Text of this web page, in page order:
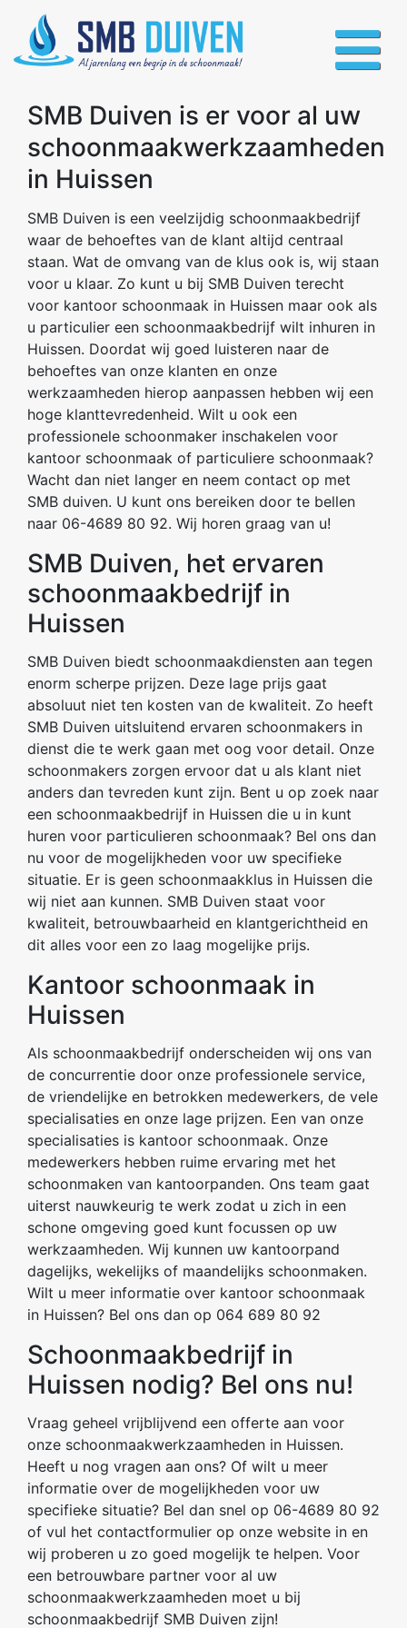
SMB Duiven is er voor al uw
schoonmaakwerkzaamheden
in Huissen
SMB Duiven is een veelzijdig schoonmaakbedrijf
waar de behoeftes van de klant altijd centraal
staan. Wat de omvang van de klus ook is, wij staan
voor u klaar. Zo kunt u bij SMB Duiven terecht
voor kantoor schoonmaak in Huissen maar ook als
u particulier een schoonmaakbedrijf wilt inhuren in
Huissen. Doordat wij goed luisteren naar de
behoeftes van onze klanten en onze
werkzaamheden hierop aanpassen hebben wij een
hoge klanttevredenheid. Wilt u ook een
professionele schoonmaker inschakelen voor
kantoor schoonmaak of particuliere schoonmaak?
Wacht dan niet langer en neem contact op met
SMB duiven. U kunt ons bereiken door te bellen
naar 06-4689 80 92. Wij horen graag van u!
SMB Duiven, het ervaren
schoonmaakbedrijf in
Huissen
SMB Duiven biedt schoonmaakdiensten aan tegen
enorm scherpe prijzen. Deze lage prijs gaat
absoluut niet ten kosten van de kwaliteit. Zo heeft
SMB Duiven uitsluitend ervaren schoonmakers in
dienst die te werk gaan met oog voor detail. Onze
schoonmakers zorgen ervoor dat u als klant niet
anders dan tevreden kunt zijn. Bent u op zoek naar
een schoonmaakbedrijf in Huissen die u in kunt
huren voor particulieren schoonmaak? Bel ons dan
nu voor de mogelijkheden voor uw specifieke
situatie. Er is geen schoonmaakklus in Huissen die
wij niet aan kunnen. SMB Duiven staat voor
kwaliteit, betrouwbaarheid en klantgerichtheid en
dit alles voor een zo laag mogelijke prijs.
Kantoor schoonmaak in
Huissen
Als schoonmaakbedrijf onderscheiden wij ons van
de concurrentie door onze professionele service,
de vriendelijke en betrokken medewerkers, de vele
specialisaties en onze lage prijzen. Een van onze
specialisaties is kantoor schoonmaak. Onze
medewerkers hebben ruime ervaring met het
schoonmaken van kantoorpanden. Ons team gaat
uiterst nauwkeurig te werk zodat u zich in een
schone omgeving goed kunt focussen op uw
werkzaamheden. Wij kunnen uw kantoorpand
dagelijks, wekelijks of maandelijks schoonmaken.
Wilt u meer informatie over kantoor schoonmaak
in Huissen? Bel ons dan op 064 689 80 92
Schoonmaakbedrijf in
Huissen nodig? Bel ons nu!
Vraag geheel vrijblijvend een offerte aan voor
onze schoonmaakwerkzaamheden in Huissen.
Heeft u nog vragen aan ons? Of wilt u meer
informatie over de mogelijkheden voor uw
specifieke situatie? Bel dan snel op 06-4689 80 92
of vul het contactformulier op onze website in en
wij proberen u zo goed mogelijk te helpen. Voor
een betrouwbare partner voor al uw
schoonmaakwerkzaamheden moet u bij
schoonmaakbedrijf SMB Duiven zijn!